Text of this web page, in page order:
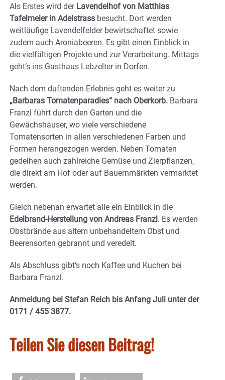
Als Erstes wird derLavendelhof von Matthias
Tafelmeier in Adelstrass besucht. Dort werden
weitläufige Lavendelfelder bewirtschaftet sowie
zudem auch Aroniabeeren. Es gibt einen Einblick in
die vielfältigen Projekte und zur Verarbeitung. Mittags
geht‘s ins Gasthaus Lebzelter in Dorfen.
Nach dem duftenden Erlebnis geht es weiter zu
„Barbaras Tomatenparadies“ nach Oberkorb. Barbara
Franzl führt durch den Garten und die
Gewächshäuser, wo viele verschiedene
Tomatensorten in allen verschiedenen Farben und
Formen herangezogen werden. Neben Tomaten
gedeihen auch zahlreiche Gemüse und Zierpflanzen,
die direkt am Hof oder auf Bauernmärkten vermarktet
werden.
Gleich nebenan erwartet alle ein Einblick in die
Edelbrand-Herstellung von Andreas Franzl. Es werden
Obstbrände aus altem unbehandeltem Obst und
Beerensorten gebrannt und veredelt.
Als Abschluss gibt’s noch Kaffee und Kuchen bei
Barbara Franzl.
Anmeldung bei Stefan Reich bis Anfang Juli unter der
0171 / 455 3877.
Teilen Sie diesen Beitrag!